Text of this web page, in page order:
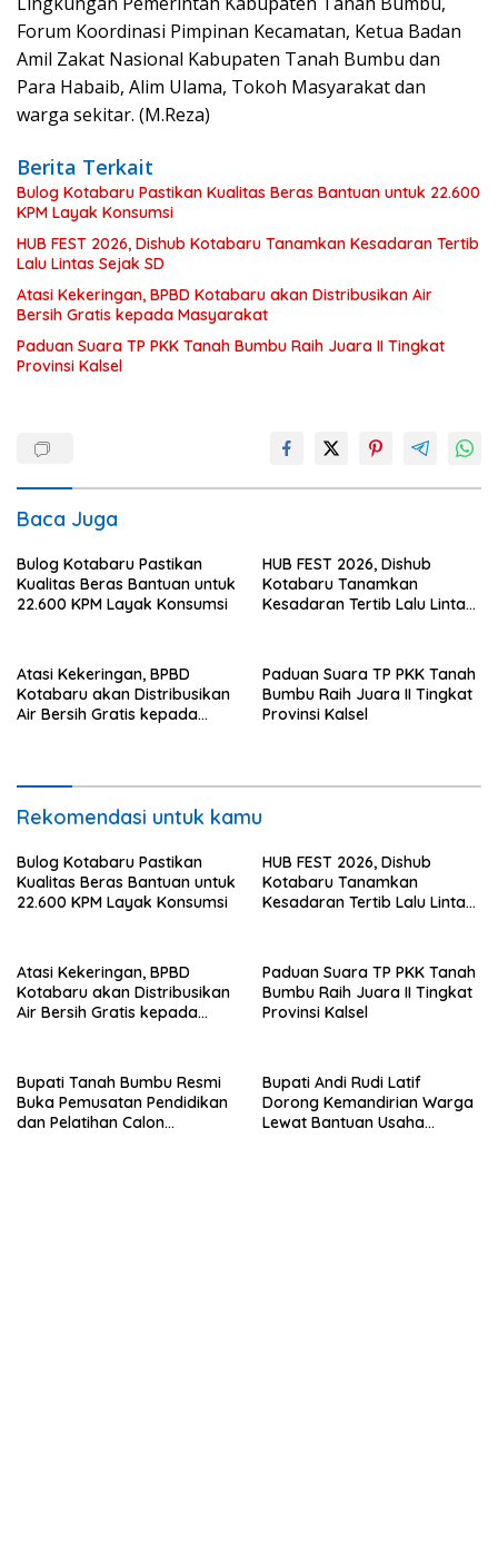
Forum Koordinasi Pimpinan Kecamatan, Ketua Badan
Amil Zakat Nasional Kabupaten Tanah Bumbu dan
Para Habaib, Alim Ulama, Tokoh Masyarakat dan
warga sekitar. (M.Reza)
Berita Terkait
Bulog Kotabaru Pastikan Kualitas Beras Bantuan untuk 22.600
KPM Layak Konsumsi
HUB FEST 2026, Dishub Kotabaru Tanamkan Kesadaran Tertib
Lalu Lintas Sejak SD
Atasi Kekeringan, BPBD Kotabaru akan Distribusikan Air
Bersih Gratis kepada Masyarakat
Paduan Suara TP PKK Tanah Bumbu Raih Juara II Tingkat
Provinsi Kalsel
Baca Juga
Bulog Kotabaru Pastikan
Kualitas Beras Bantuan untuk
22.600 KPM Layak Konsumsi
HUB FEST 2026, Dishub
Kotabaru Tanamkan
Kesadaran Tertib Lalu Lintas
Atasi Kekeringan, BPBD
Kotabaru akan Distribusikan
Air Bersih Gratis kepada
Paduan Suara TP PKK Tanah
Bumbu Raih Juara II Tingkat
Provinsi Kalsel
Rekomendasi untuk kamu
Bulog Kotabaru Pastikan
Kualitas Beras Bantuan untuk
22.600 KPM Layak Konsumsi
HUB FEST 2026, Dishub
Kotabaru Tanamkan
Kesadaran Tertib Lalu Lintas
Atasi Kekeringan, BPBD
Kotabaru akan Distribusikan
Air Bersih Gratis kepada
Paduan Suara TP PKK Tanah
Bumbu Raih Juara II Tingkat
Provinsi Kalsel
Bupati Tanah Bumbu Resmi
Buka Pemusatan Pendidikan
dan Pelatihan Calon
Bupati Andi Rudi Latif
Dorong Kemandirian Warga
Lewat Bantuan Usaha